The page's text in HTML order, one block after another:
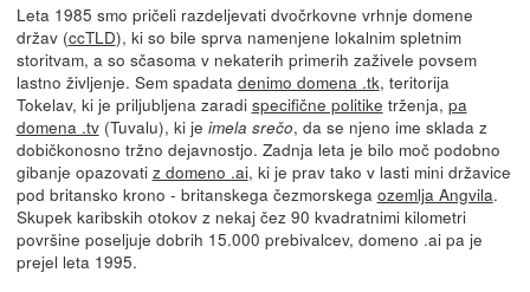
Leta 1985 smo pričeli razdeljevati dvočrkovne vrhnje domene
držav (ccTLD), ki so bile sprva namenjene lokalnim spletnim
storitvam, a so sčasoma v nekaterih primerih zaživele povsem
lastno življenje. Sem spadata denimo domena .tk, teritorija
Tokelav, ki je priljubljena zaradi specifične politike trženja, pa
domena .tv(Tuvalu), ki je imela srečo, da se njeno ime sklada z
dobičkonosno tržno dejavnostjo. Zadnja leta je bilo moč podobno
gibanje opazovati z domeno .ai, ki je prav tako v lasti mini državice
pod britansko krono - britanskega čezmorskega ozemlja Angvila.
Skupek karibskih otokov z nekaj čez 90 kvadratnimi kilometri
površine poseljuje dobrih 15.000 prebivalcev, domeno .ai pa je
prejel leta 1995.